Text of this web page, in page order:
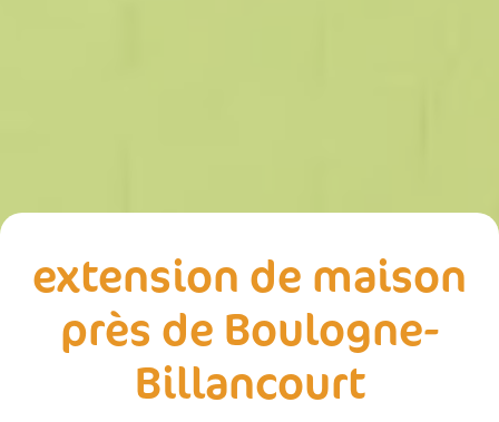
extension de maison
près de Boulogne-
Billancourt